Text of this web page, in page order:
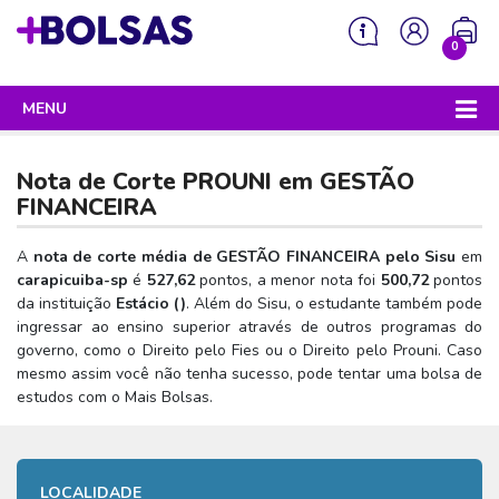
0
Sua mochila está vazia!
MENU
ENEM
Enem 2026 - Tudo o que você precisa saber
Enem – O que é
Enem – Quem pode fazer
Enem – Para que serve
Enem – Como se preparar
Enem – Cartilha redação
SISU
Sisu 2026 – Tudo o que você precisa saber
SISU – O que é
SISU – Quem pode participar
SISU – Como se inscrever
SISU – Universidades participantes
PROUNI
Prouni 2026 – Tudo o que você precisa saber
Prouni – O que é
Prouni – Como se inscrever
Prouni – Documentos necessários
FIES
Fies e P-Fies 2026 – Tudo o que você precisa saber
Fies – Quem pode participar
PRONATEC
Nota de Corte PROUNI em GESTÃO
FINANCEIRA
A nota de corte média de GESTÃO FINANCEIRA pelo Sisu em
carapicuiba-sp é 527,62pontos, a menor nota foi 500,72pontos
da instituição Estácio (). Além do Sisu, o estudante também pode
ingressar ao ensino superior através de outros programas do
governo, como o Direito pelo Fies ou o Direito pelo Prouni. Caso
mesmo assim você não tenha sucesso, pode tentar uma bolsa de
estudos com o Mais Bolsas.
LOCALIDADE